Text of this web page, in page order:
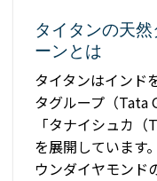
タイタンの天
ーンとは
タイタンはインド
タグループ（Tata
「タナイシュカ
を展開しています
ウンダイヤモンド